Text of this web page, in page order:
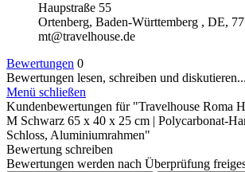
Haupstraße 55
Ortenberg, Baden-Württemberg , DE,
mt@travelhouse.de
Bewertungen 0
Bewertungen lesen, schreiben und diskutieren...
Menü schließen
Kundenbewertungen für "Travelhouse Roma
M Schwarz 65 x 40 x 25 cm | Polycarbonat-
Schloss, Aluminiumrahmen"
Bewertung schreiben
Bewertungen werden nach Überprüfung